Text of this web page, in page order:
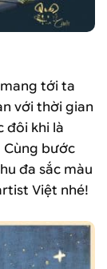
tới ta
với thời gian
đôi khi là
Cùng bước
đa sắc màu
Việt nhé!